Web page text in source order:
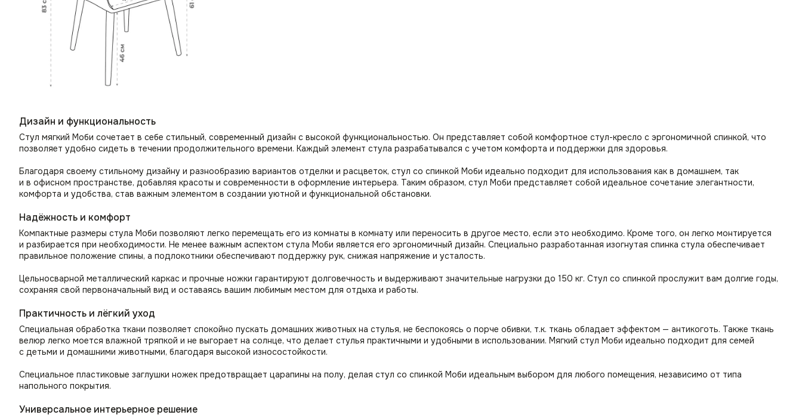
Дизайн и функциональность
Стул мягкий Моби сочетает в себе стильный, современный дизайн с высокой функциональностью. Он представляет собой комфортное стул-кресло с эргономичной спинкой, что
позволяет удобно сидеть в течении продолжительного времени. Каждый элемент стула разрабатывался с учетом комфорта и поддержки для здоровья.
Благодаря своему стильному дизайну и разнообразию вариантов отделки и расцветок, стул со спинкой Моби идеально подходит для использования как в домашнем, так
и в офисном пространстве, добавляя красоты и современности в оформление интерьера. Таким образом, стул Моби представляет собой идеальное сочетание элегантности,
комфорта и удобства, став важным элементом в создании уютной и функциональной обстановки.
Надёжность и комфорт
Компактные размеры стула Моби позволяют легко перемещать его из комнаты в комнату или переносить в другое место, если это необходимо. Кроме того, он легко монтируется
и разбирается при необходимости. Не менее важным аспектом стула Моби является его эргономичный дизайн. Специально разработанная изогнутая спинка стула обеспечивает
правильное положение спины, а подлокотники обеспечивают поддержку рук, снижая напряжение и усталость.
Цельносварной металлический каркас и прочные ножки гарантируют долговечность и выдерживают значительные нагрузки до 150 кг. Стул со спинкой прослужит вам долгие годы,
сохраняя свой первоначальный вид и оставаясь вашим любимым местом для отдыха и работы.
Практичность и лёгкий уход
Специальная обработка ткани позволяет спокойно пускать домашних животных на стулья, не беспокоясь о порче обивки, т.к. ткань обладает эффектом — антикоготь. Также ткань
велюр легко моется влажной тряпкой и не выгорает на солнце, что делает стулья практичными и удобными в использовании. Мягкий стул Моби идеально подходит для семей
с детьми и домашними животными, благодаря высокой износостойкости.
Специальное пластиковые заглушки ножек предотвращает царапины на полу, делая стул со спинкой Моби идеальным выбором для любого помещения, независимо от типа
напольного покрытия.
Универсальное интерьерное решение